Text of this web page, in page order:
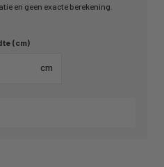
en geen exacte berekening.
(cm)
cm